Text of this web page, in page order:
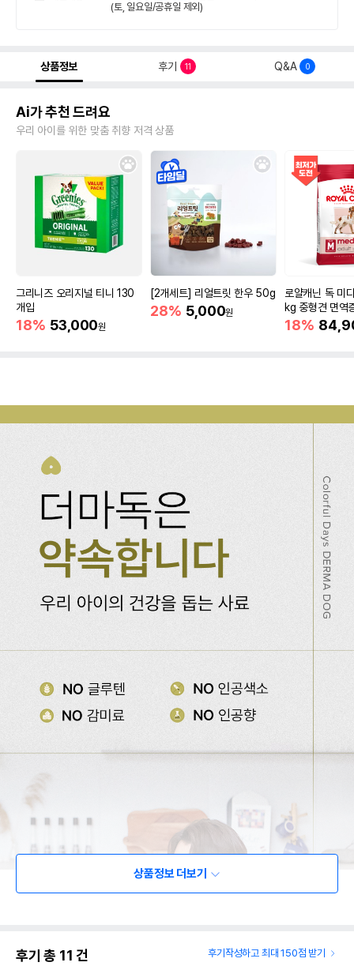
(토, 일요일/공휴일 제외)
상품정보 후기 11 Q&A 0
Ai가 추천 드려요
우리 아이를 위한 맞춤 취향 저격 상품
그리니즈 오리지널 티니 130
개입
18% 53,000원
[2개세트] 리얼트릿 한우 50g
28% 5,000원
로얄캐닌 독 미
kg 중형견 면역
18%
상품정보 더보기
후기 총 11 건 후기작성하고 최대 150점 받기